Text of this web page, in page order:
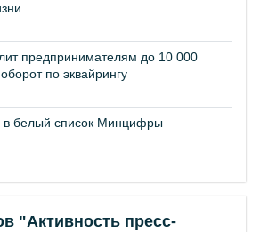
предпринимателям до 10 000
по эквайрингу
белый список Минцифры
"Активность пресс-